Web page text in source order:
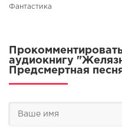
Фантастика
аудиокнигу
Предсмертная